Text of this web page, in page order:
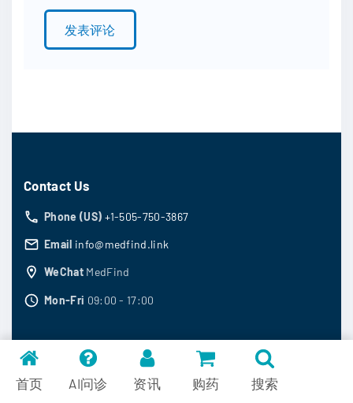
l
Contact Us
Phone (US) +1-505-750-3867
Email info@medfind.link
WeChat MedFind
Mon-Fri 09:00 - 17:00
Question & Answer
为什么你查到的方案没用？学会这6招，让AI助你精准对接全
首页 AI问诊 资讯 购药 搜索